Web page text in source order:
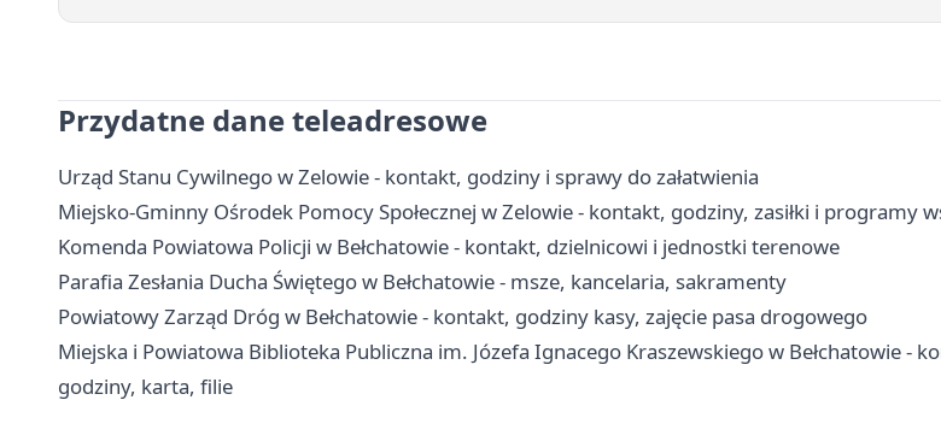
Przydatne dane teleadresowe
Urząd Stanu Cywilnego w Zelowie - kontakt, godziny i sprawy do załatwienia
Miejsko-Gminny Ośrodek Pomocy Społecznej w Zelowie - kontakt, godziny, zasiłki i programy
Komenda Powiatowa Policji w Bełchatowie - kontakt, dzielnicowi i jednostki terenowe
Parafia Zesłania Ducha Świętego w Bełchatowie - msze, kancelaria, sakramenty
Powiatowy Zarząd Dróg w Bełchatowie - kontakt, godziny kasy, zajęcie pasa drogowego
Miejska i Powiatowa Biblioteka Publiczna im. Józefa Ignacego Kraszewskiego w Bełchatowie -
godziny, karta, filie